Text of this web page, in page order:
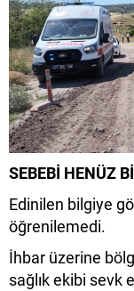
SEBEBİ HENÜZ
Edinilen bilgiye
öğrenilemedi.
İhbar üzerine
sağlık ekibi sevk